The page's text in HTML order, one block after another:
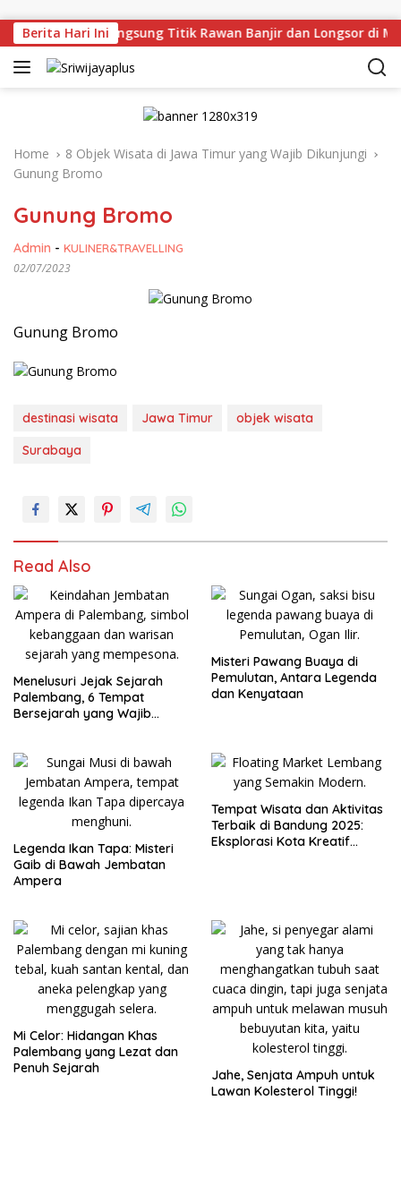
Berita Hari Ini
Deru Tinjau Langsung Titik Rawan Banjir dan Longsor di
Home
8 Objek Wisata di Jawa Timur yang Wajib Dikunjungi
Gunung Bromo
Gunung Bromo
Admin - KULINER&TRAVELLING
02/07/2023
Gunung Bromo
destinasi wisata Jawa Timur
objek wisata
Surabaya
Read Also
Menelusuri Jejak Sejarah
Palembang, 6 Tempat
Bersejarah yang Wajib
Misteri Pawang Buaya di
Pemulutan, Antara Legenda
dan Kenyataan
Legenda Ikan Tapa: Misteri
Gaib di Bawah Jembatan
Ampera
Tempat Wisata dan Aktivitas
Terbaik di Bandung 2025:
Eksplorasi Kota Kreatif
Mi Celor: Hidangan Khas
Palembang yang Lezat dan
Penuh Sejarah
Jahe, Senjata Ampuh untuk
Lawan Kolesterol Tinggi!